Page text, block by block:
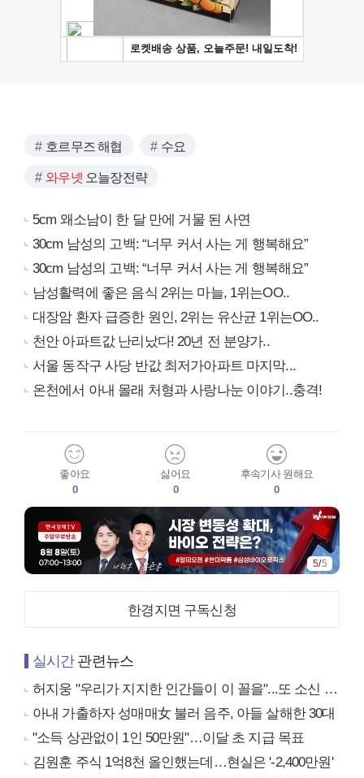
호르무즈 해협 수요
와우넷 오늘장전략
5cm 왜소남이 한 달 만에 거물 된 사연
30cm 남성의 고백: “너무 커서 사는 게 행복해요”
30cm 남성의 고백: “너무 커서 사는 게 행복해요”
남성활력에 좋은 음식 2위는 마늘, 1위는OO..
대장암 환자 급증한 원인, 2위는 유산균 1위는OO..
천안 아파트값 난리났다! 20년 전 분양가..
서울 동작구 사당 반값 최저가아파트 마지막...
온천에서 아내 몰래 처형과 사랑나눈 이야기..충격!
좋아요
0
싫어요
0
후속기사 원해요
0
5/5
한경지면 구독신청
실시간관련뉴스
허지웅 "우리가 지지한 인간들이 이 꼴을"...또 소신 발언
아내 가출하자 성매매女 불러 음주, 아들 살해한 30대
"소득 상관없이 1인 50만원"…이달 초 지급 목표
김원훈 주식 1억8천 올인했는데…현실은 '-2,400만원'